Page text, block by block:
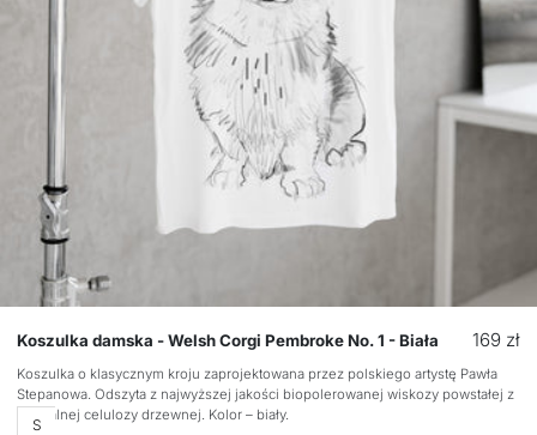
Kot dachowiec
Kot norweski leśny
Kot perski
Wilczak czechosłowacki
Wyżeł weimarski
Wyżeł węgierski
Yorkshire terrier
Koszulka damska - Welsh Corgi Pembroke No. 1 - Biała
Cena
169 zł
Koszulka o klasycznym kroju zaprojektowana przez polskiego artystę Pawła
Stepanowa. Odszyta z najwyższej jakości biopolerowanej wiskozy powstałej z
naturalnej celulozy drzewnej. Kolor – biały.
Rozmiar
S